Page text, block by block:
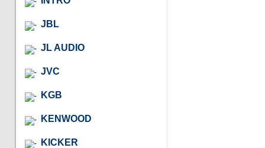
JBL
JL AUDIO
JVC
KGB
KENWOOD
KICKER